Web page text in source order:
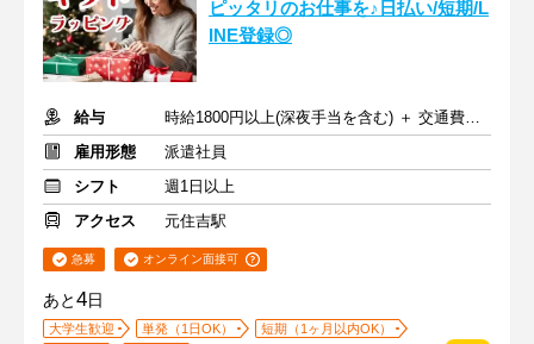
ピッタリのお仕事を♪日払い/短期/L
INE登録◎
給与
時給1800円以上(深夜手当を含む) ＋ 交通費全額支給
雇用形態
派遣社員
シフト
週1日以上
アクセス
元住吉駅
急募 オンライン面接可
あと4日
大学生歓迎 単発（1日OK）
短期（1ヶ月以内OK）